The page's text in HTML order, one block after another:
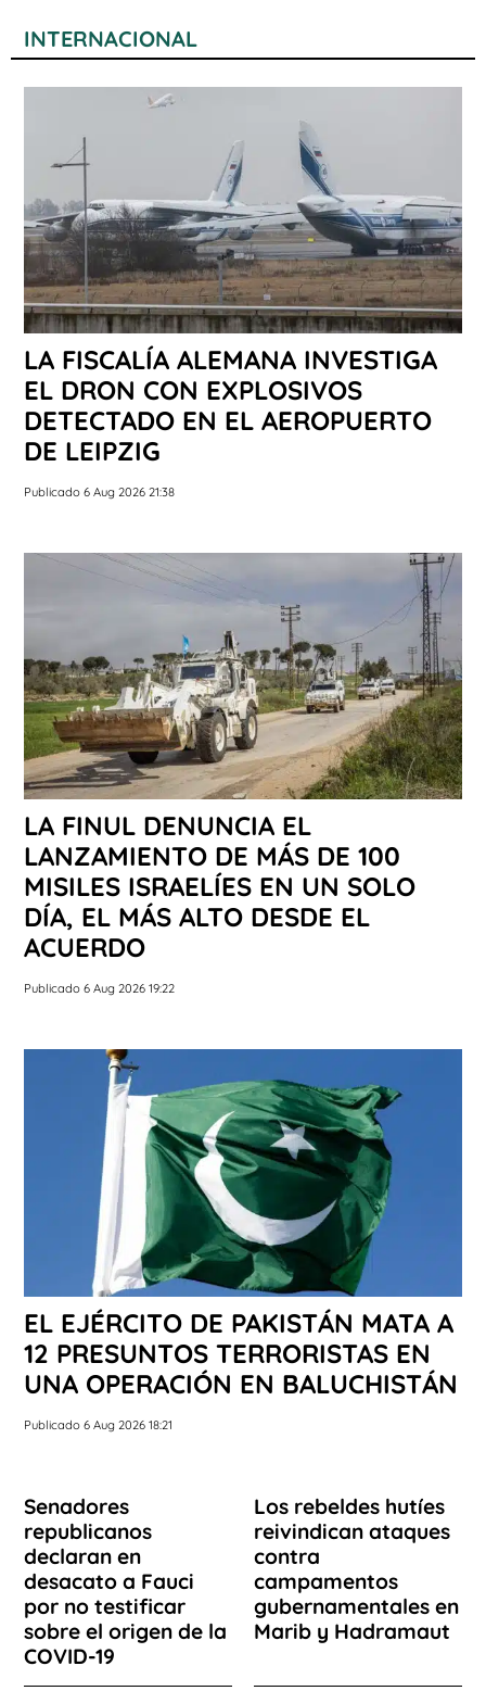
INTERNACIONAL
LA FISCALÍA ALEMANA INVESTIGA
EL DRON CON EXPLOSIVOS
DETECTADO EN EL AEROPUERTO
DE LEIPZIG
Publicado 6 Aug 2026 21:38
LA FINUL DENUNCIA EL
LANZAMIENTO DE MÁS DE 100
MISILES ISRAELÍES EN UN SOLO
DÍA, EL MÁS ALTO DESDE EL
ACUERDO
Publicado 6 Aug 2026 19:22
EL EJÉRCITO DE PAKISTÁN MATA A
12 PRESUNTOS TERRORISTAS EN
UNA OPERACIÓN EN BALUCHISTÁN
Publicado 6 Aug 2026 18:21
Senadores
republicanos
declaran en
desacato a Fauci
por no testificar
sobre el origen de la
COVID-19
Los rebeldes hutíes
reivindican ataques
contra
campamentos
gubernamentales en
Marib y Hadramaut